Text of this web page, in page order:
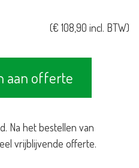
(€ 108,90 incl. BTW)
aan offerte
Na het bestellen van
vrijblijvende offerte.